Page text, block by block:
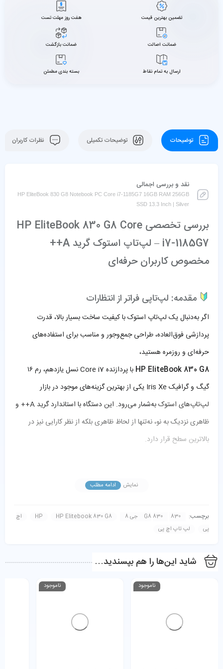
تضمین بهترین قیمت هفت روز مهلت تست
ضمانت اصالت ضمانت بازگشت
ارسال به تمام نقاط بسته بندی مطمئن
توضیحات توضیحات تکمیلی نظرات کاربران
نقد و بررسی اجمالی
HP EliteBook 830 G8 Notebook PC Core i7-1185G7 16GB RAM 256GB
SSD 13.3 Inch | Silver
بررسی تخصصی HP EliteBook 830 G8 Core
i7-1185G7 – لپ‌تاپ استوک گرید A++
مخصوص کاربران حرفه‌ای
مقدمه: لپ‌تاپی فراتر از انتظارات
اگر به‌دنبال یک لپ‌تاپ استوک با کیفیت ساخت بسیار بالا، قدرت
پردازشی فوق‌العاده، طراحی جمع‌وجور و مناسب برای استفاده‌های
حرفه‌ای و روزمره هستید،
HP EliteBook 830 G8
با پردازنده Core i7 نسل یازدهم، رم ۱۶
گیگ و گرافیک Iris Xe یکی از بهترین گزینه‌های موجود در بازار
لپ‌تاپ‌های استوک
به‌شمار می‌رود. این دستگاه با استاندارد گرید A++ و
ظاهری نزدیک به نو، نه‌تنها از لحاظ ظاهری بلکه از نظر کارایی نیز در
بالاترین سطح قرار دارد.
مشخصات کلی HP EliteBook 830 G8
نمایش ادامه مطلب
برچسب: 830 G8 830 جی 8 HP HP Elitebook 830 G8
اچ
پی
لپ تاپ اچ پی
شاید این‌ها را هم بپسندید…
ناموجود ناموجود